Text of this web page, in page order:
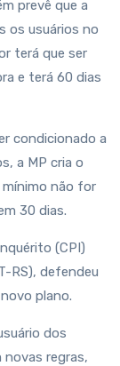
prevê que a
os usuários no
terá que ser
e terá 60 dias
condicionado a
a MP cria o
mínimo não for
30 dias.
(CPI)
RS), defendeu
plano.
dos
novas regras,